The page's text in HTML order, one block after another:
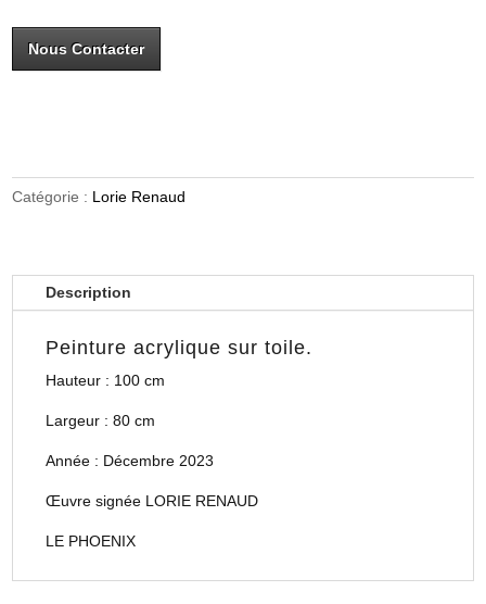
Nous Contacter
Catégorie : Lorie Renaud
Description
Peinture acrylique sur toile.
Hauteur : 100 cm
Largeur : 80 cm
Année : Décembre 2023
Œuvre signée LORIE RENAUD
LE PHOENIX